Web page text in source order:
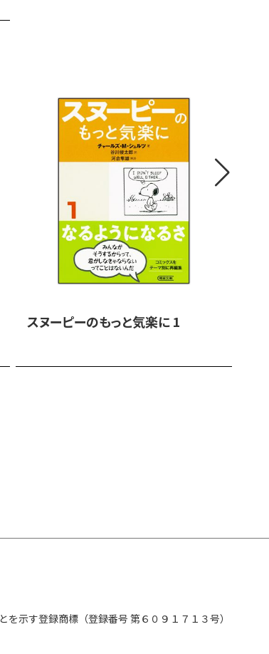
スヌーピーのもっと気楽に 1
示す登録商標（登録番号 第６０９１７１３号）